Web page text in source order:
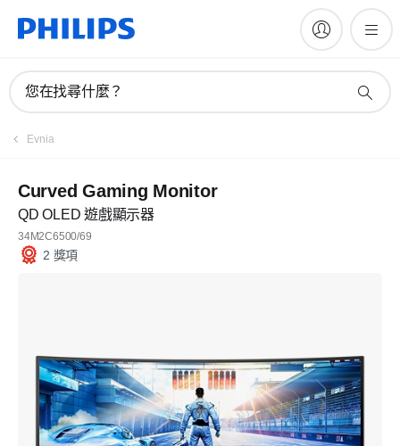
您在找尋什麼？
Evnia
Curved Gaming Monitor
QD OLED 遊戲顯示器
34M2C6500/69
2 獎項